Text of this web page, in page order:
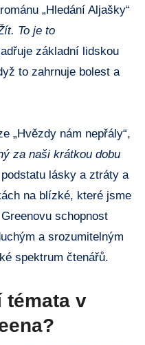
„Hledání Aljašky“
To je to
základní lidskou
to zahrnuje bolest a
„Hvězdy nám nepřály“,
za naši krátkou dobu
lásky a ztráty a
na blízké, které jsme
schopnost
a srozumitelným
spektrum čtenářů.
témata v